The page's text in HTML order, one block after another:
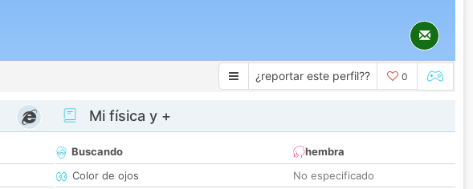
¿reportar este perfil?? 0
Mi física y +
Buscando
hembra
Color de ojos
No especificado